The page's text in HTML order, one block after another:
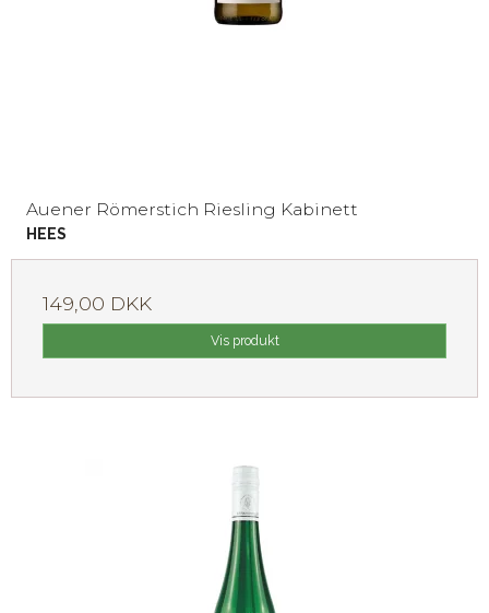
Auener Römerstich Riesling Kabinett
HEES
149,00 DKK
Vis produkt